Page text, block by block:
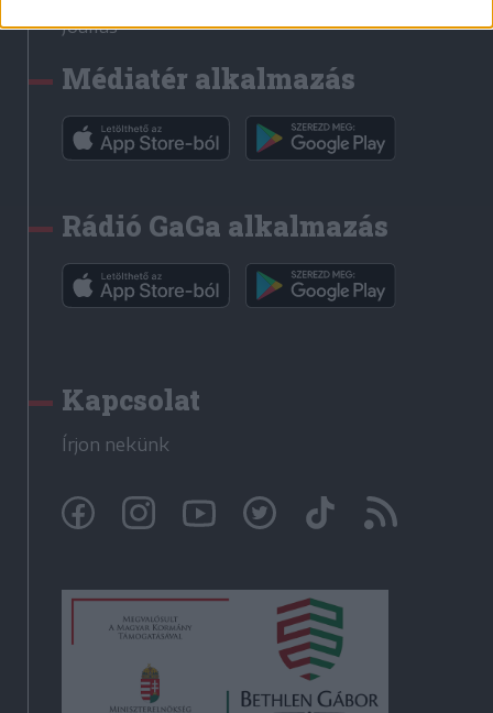
Jóállás
Médiatér alkalmazás
Rádió GaGa alkalmazás
Kapcsolat
Írjon nekünk